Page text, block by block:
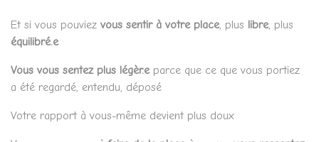
Et si vous pouviez vous sentir à votre place, plus libre, plus
équilibré.e
Vous vous sentez plus légèr.eparce que ce que vous portiez
a été regardé, entendu, déposé
Votre rapport à vous-même devient plus doux